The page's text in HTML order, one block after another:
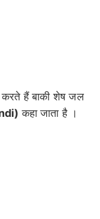
हैं बाकी शेष जल
कहा जाता है ।